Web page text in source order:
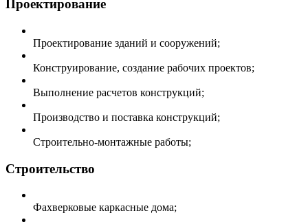
Проектирование
Проектирование зданий и сооружений;
Конструирование, создание рабочих проектов;
Выполнение расчетов конструкций;
Производство и поставка конструкций;
Строительно-монтажные работы;
Строительство
Фахверковые каркасные дома;